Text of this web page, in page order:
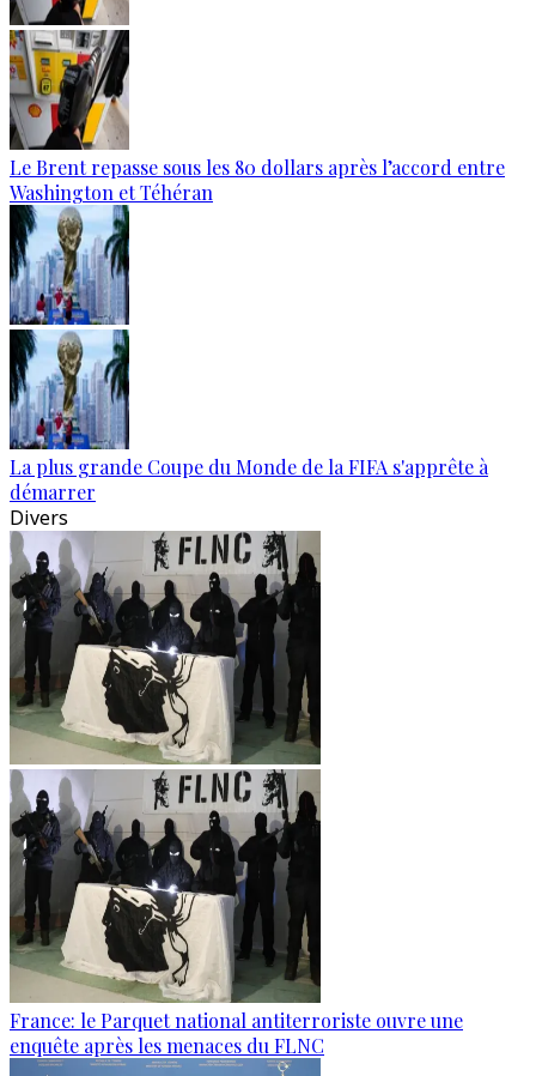
Le Brent repasse sous les 80 dollars après l’accord entre
Washington et Téhéran
La plus grande Coupe du Monde de la FIFA s'apprête à
démarrer
Divers
France: le Parquet national antiterroriste ouvre une
enquête après les menaces du FLNC